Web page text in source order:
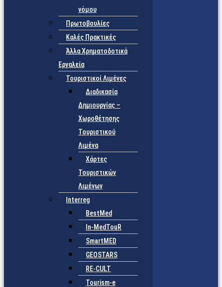
νόμου
Πρωτοβουλίες
Καλές Πρακτικές
Άλλα Χρηματοδοτικά
Εργαλεία
Τουριστικοί Λιμένες
Διαδικασία
Δημιουργίας –
Χωροθέτησης
Τουριστικού
Λιμένα
Χάρτες
Τουριστικών
Λιμένων
Interreg
BestMed
In-MedTouR
SmartMED
GEOSTARS
RE-CULT
Tourism-e